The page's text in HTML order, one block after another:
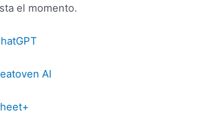
el momento.
AI